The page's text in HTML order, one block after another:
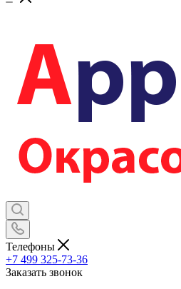
Телефоны
+7 499 325-73-36
Заказать звонок